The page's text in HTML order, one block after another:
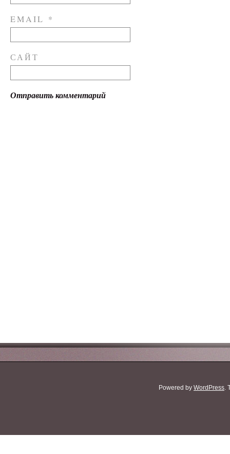
EMAIL *
САЙТ
Powered by WordPress.